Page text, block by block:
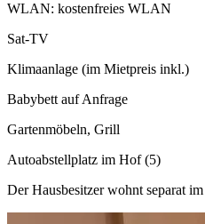
WLAN: kostenfreies WLAN
Sat-TV
Klimaanlage (im Mietpreis inkl.)
Babybett auf Anfrage
Gartenmöbeln, Grill
Autoabstellplatz im Hof (5)
Der Hausbesitzer wohnt separat